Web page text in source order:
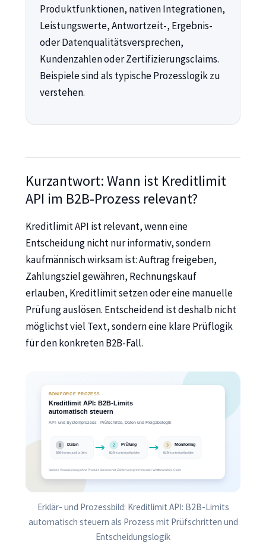
Produktfunktionen, nativen Integrationen,
Leistungswerte, Antwortzeit-, Ergebnis-
oder Datenqualitätsversprechen,
Kundenzahlen oder Zertifizierungsclaims.
Beispiele sind als typische Prozesslogik zu
verstehen.
Kurzantwort: Wann ist Kreditlimit
API im B2B-Prozess relevant?
Kreditlimit API ist relevant, wenn eine
Entscheidung nicht nur informativ, sondern
kaufmännisch wirksam ist: Auftrag freigeben,
Zahlungsziel gewähren, Rechnungskauf
erlauben, Kreditlimit setzen oder eine manuelle
Prüfung auslösen. Entscheidend ist deshalb nicht
möglichst viel Text, sondern eine klare Prüflogik
für den konkreten B2B-Fall.
Erklär- und Prozessbild: Kreditlimit API: B2B-Limits
automatisch steuern als Prozess mit Prüfschritten und
Entscheidungslogik